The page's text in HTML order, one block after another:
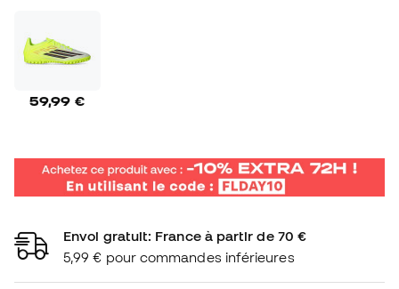
59,99 €
Envoi gratuit: France à partir de 70 €
5,99 € pour commandes inférieures